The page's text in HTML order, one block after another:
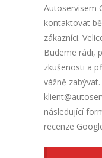
Autoservisem
kontaktovat
zákazníci.
Budeme rádi,
zkušenosti a
vážně
následující
recenze